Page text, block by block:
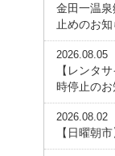
金田一温
止めのお
2026.08.05
【レンタ
時停止のお
2026.08.02
【日曜朝